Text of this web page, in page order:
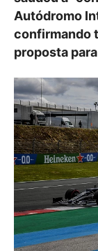
Autódromo
confirmando
proposta